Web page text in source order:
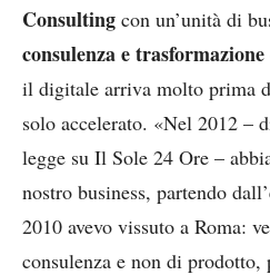
Consulting con un’unità di
consulenza e
il digitale arriva molto prima
solo accelerato. «Nel 2012 –
legge su Il Sole 24 Ore –
nostro business, partendo
2010 avevo vissuto a Roma:
consulenza e non di prodotto,